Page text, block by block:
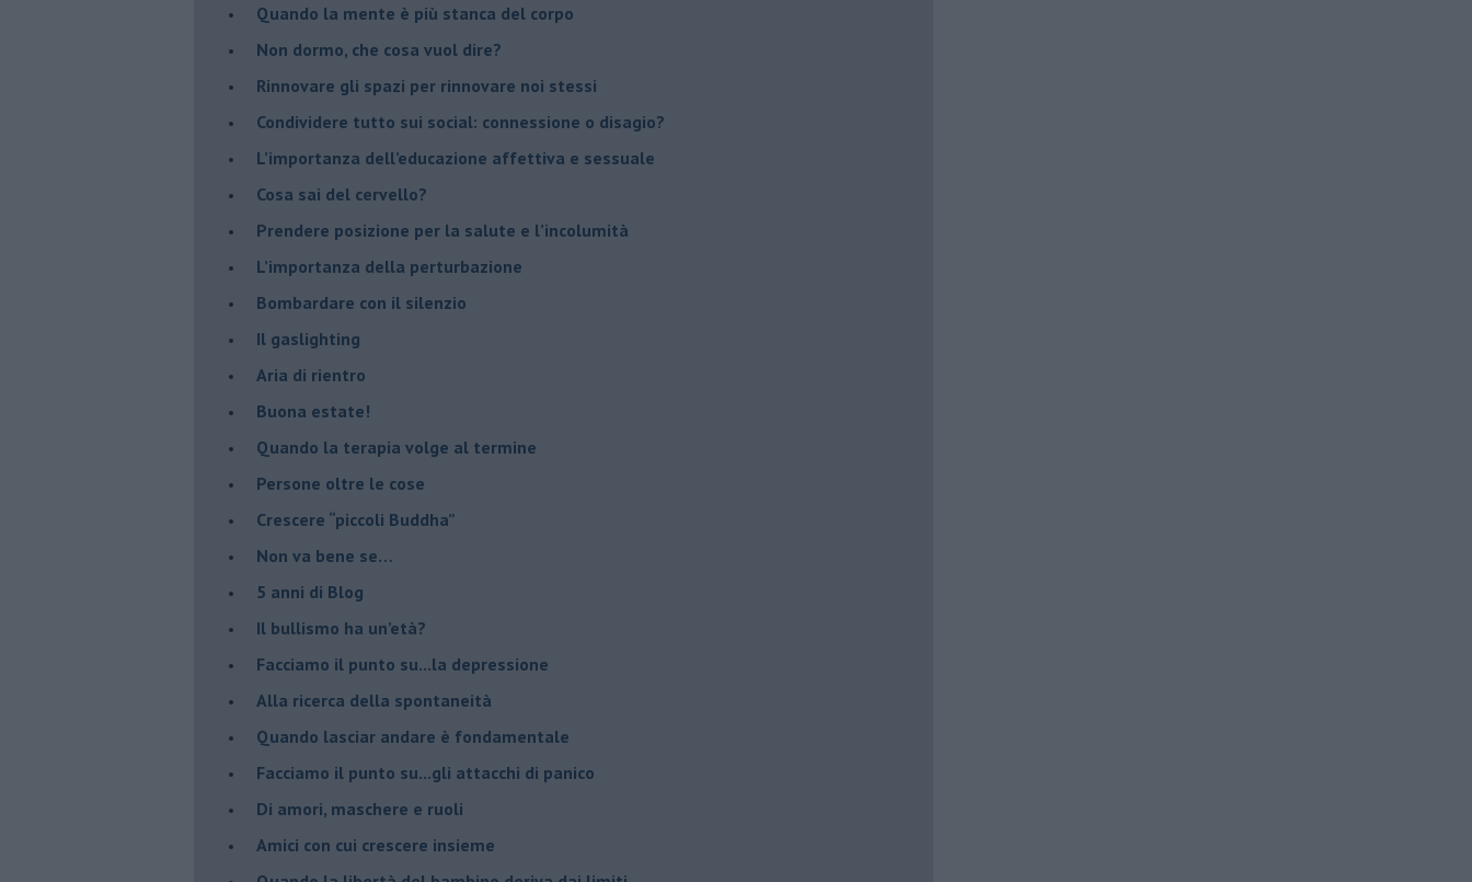
​Quando la mente è più stanca del corpo
Non dormo, che cosa vuol dire?
​Rinnovare gli spazi per rinnovare noi stessi
​Condividere tutto sui social: connessione o disagio?
​L’importanza dell’educazione affettiva e sessuale
​Cosa sai del cervello?
Prendere posizione per la salute e l’incolumità
L’importanza della perturbazione
​Bombardare con il silenzio
Il gaslighting
Aria di rientro
Buona estate!
​Quando la terapia volge al termine
​Persone oltre le cose
​Crescere “piccoli Buddha”
Non va bene se…
​5 anni di Blog
​Il bullismo ha un’età?
Facciamo il punto su...la depressione
​Alla ricerca della spontaneità
​Quando lasciar andare è fondamentale
Facciamo il punto su...gli attacchi di panico
Di amori, maschere e ruoli
​Amici con cui crescere insieme